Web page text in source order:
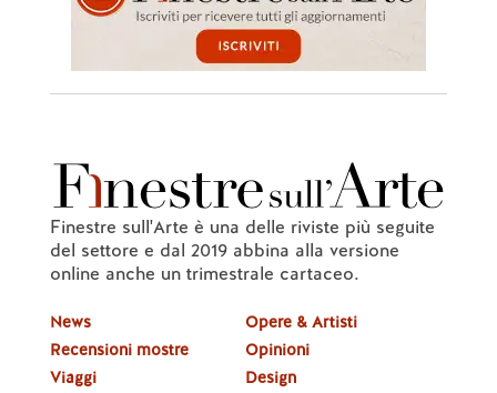
Finestre sull'Arte è una delle riviste più seguite
del settore e dal 2019 abbina alla versione
online anche un trimestrale cartaceo.
News
Recensioni mostre
Viaggi
Opere & Artisti
Opinioni
Design